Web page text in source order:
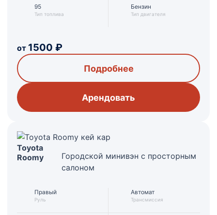
95
Тип топлива
Бензин
Тип двигателя
от 1500 ₽
Подробнее
Арендовать
Toyota
Roomy
Городской минивэн с просторным
салоном
Правый
Руль
Автомат
Трансмиссия